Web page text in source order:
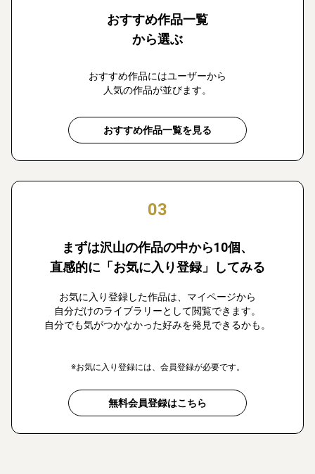
おすすめ作品一覧
から選ぶ
おすすめ作品にはユーザーから
人気の作品が並びます。
おすすめ作品一覧を見る
03
まずは沢山の作品の中から10個、
直感的に「お気に入り登録」してみる
お気に入り登録した作品は、マイページから
自分だけのライブラリーとして閲覧できます。
自分でも気がつかなかった好みを発見できるかも。
※お気に入り登録には、会員登録が必要です。
無料会員登録はこちら